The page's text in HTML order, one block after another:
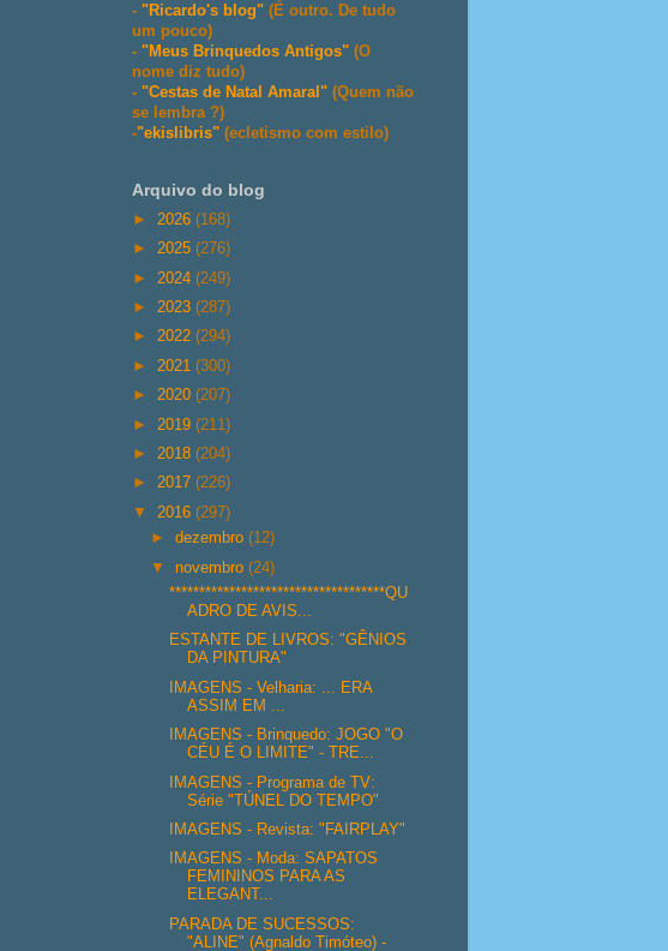
- "Ricardo's blog" (É outro. De tudo
um pouco)
- "Meus Brinquedos Antigos" (O
nome diz tudo)
- "Cestas de Natal Amaral" (Quem não
se lembra ?)
-"ekislibris" (ecletismo com estilo)
Arquivo do blog
► 2026 (168)
► 2025 (276)
► 2024 (249)
► 2023 (287)
► 2022 (294)
► 2021 (300)
► 2020 (207)
► 2019 (211)
► 2018 (204)
► 2017 (226)
▼ 2016 (297)
►dezembro(12)
▼ novembro(24)
************************************QU
ADRO DE AVIS...
ESTANTE DE LIVROS: "GÊNIOS
DA PINTURA"
IMAGENS - Velharia: ... ERA
ASSIM EM ...
IMAGENS - Brinquedo: JOGO "O
CÉU É O LIMITE" - TRE...
IMAGENS - Programa de TV:
Série "TÚNEL DO TEMPO"
IMAGENS - Revista: "FAIRPLAY"
IMAGENS - Moda: SAPATOS
FEMININOS PARA AS
ELEGANT...
PARADA DE SUCESSOS:
"ALINE" (Agnaldo Timóteo) -